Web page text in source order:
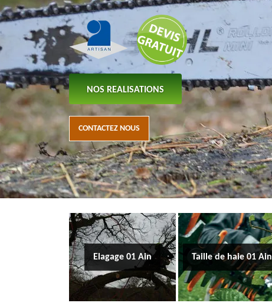
NOS REALISATIONS
CONTACTEZ NOUS
Elagage 01 Ain Taille de haie 01 Ain